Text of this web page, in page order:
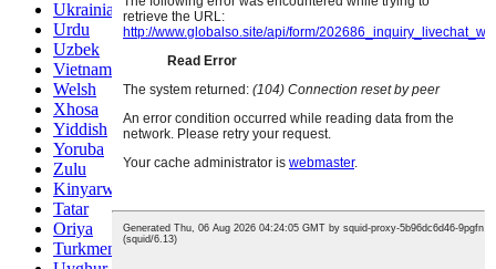
Ukrainian
Urdu
Uzbek
Vietnamese
Welsh
Xhosa
Yiddish
Yoruba
Zulu
Kinyarwanda
Tatar
Oriya
Turkmen